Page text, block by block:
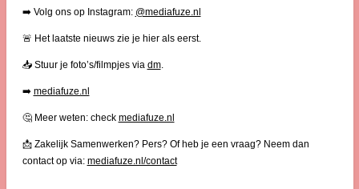
➡️ Volg ons op Instagram: @mediafuze.nl
🚨 Het laatste nieuws zie je hier als eerst.
📥 Stuur je foto’s/filmpjes via dm.
➡️ mediafuze.nl
🤔 Meer weten: check mediafuze.nl
📩 Zakelijk Samenwerken? Pers? Of heb je een vraag? Neem dan
contact op via: mediafuze.nl/contact